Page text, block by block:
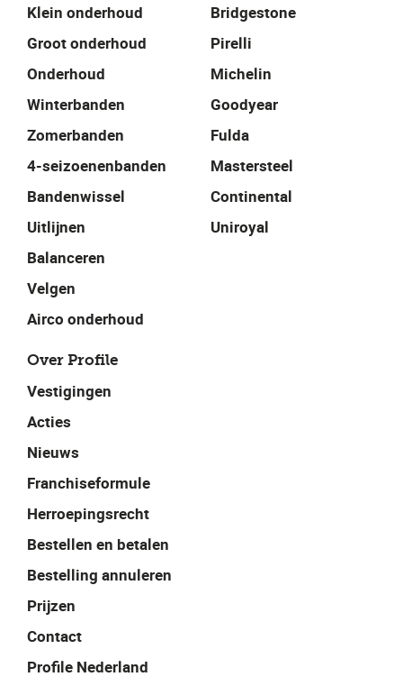
Klein onderhoud
Groot onderhoud
Onderhoud
Winterbanden
Zomerbanden
4-seizoenenbanden
Bandenwissel
Uitlijnen
Balanceren
Velgen
Airco onderhoud
Bridgestone
Pirelli
Michelin
Goodyear
Fulda
Mastersteel
Continental
Uniroyal
Over Profile
Vestigingen
Acties
Nieuws
Franchiseformule
Herroepingsrecht
Bestellen en betalen
Bestelling annuleren
Prijzen
Contact
Profile Nederland